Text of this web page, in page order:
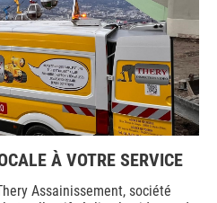
À VOTRE SERVICE
Assainissement, société